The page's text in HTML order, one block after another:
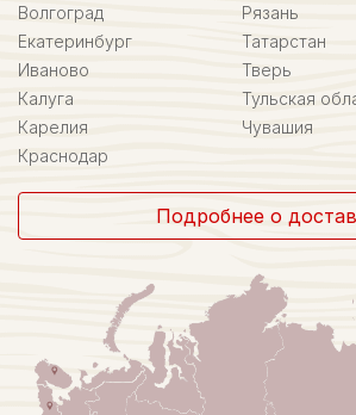
Волгоград
Екатеринбург
Иваново
Калуга
Карелия
Краснодар
Рязань
Татарстан
Тверь
Тульская
Чувашия
Подробнее о